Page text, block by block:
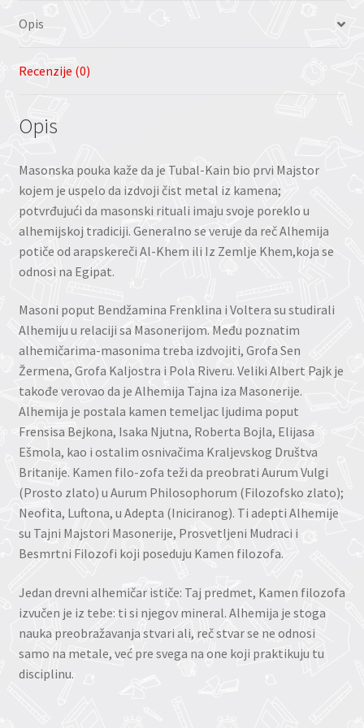
Opis
Recenzije (0)
Opis
Masonska pouka kaže da je Tubal-Kain bio prvi Majstor
kojem je uspelo da izdvoji čist metal iz kamena;
potvrđujući da masonski rituali imaju svoje poreklo u
alhemijskoj tradiciji. Generalno se veruje da reč Alhemija
potiče od arapskereči Al-Khem ili Iz Zemlje Khem,koja se
odnosi na Egipat.
Masoni poput Bendžamina Frenklina i Voltera su studirali
Alhemiju u relaciji sa Masonerijom. Među poznatim
alhemičarima-masonima treba izdvojiti, Grofa Sen
Žermena, Grofa Kaljostra i Pola Riveru. Veliki Albert Pajk je
takođe verovao da je Alhemija Tajna iza Masonerije.
Alhemija je postala kamen temeljac ljudima poput
Frensisa Bejkona, Isaka Njutna, Roberta Bojla, Elijasa
Ešmola, kao i ostalim osnivačima Kraljevskog Društva
Britanije. Kamen filo-zofa teži da preobrati Aurum Vulgi
(Prosto zlato) u Aurum Philosophorum (Filozofsko zlato);
Neofita, Luftona, u Adepta (Iniciranog). Ti adepti Alhemije
su Tajni Majstori Masonerije, Prosvetljeni Mudraci i
Besmrtni Filozofi koji poseduju Kamen filozofa.
Jedan drevni alhemičar ističe: Taj predmet, Kamen filozofa
izvučen je iz tebe: ti si njegov mineral. Alhemija je stoga
nauka preobražavanja stvari ali, reč stvar se ne odnosi
samo na metale, već pre svega na one koji praktikuju tu
disciplinu.